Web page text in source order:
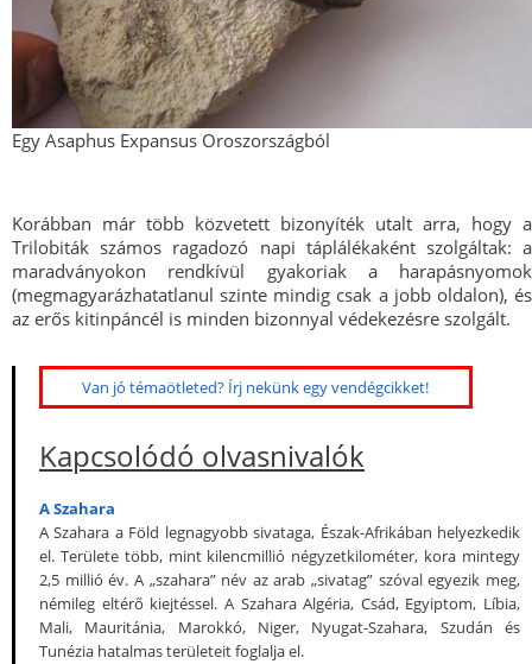
Egy Asaphus Expansus Oroszországból
Korábban már több közvetett bizonyíték utalt arra, hogy a
Trilobiták számos ragadozó napi táplálékaként szolgáltak: a
maradványokon rendkívül gyakoriak a harapásnyomok
(megmagyarázhatatlanul szinte mindig csak a jobb oldalon), és
az erős kitinpáncél is minden bizonnyal védekezésre szolgált.
Van jó témaötleted? Írj nekünk egy vendégcikket!
Kapcsolódó olvasnivalók
A Szahara
A Szahara a Föld legnagyobb sivataga, Észak-Afrikában helyezkedik
el. Területe több, mint kilencmillió négyzetkilométer, kora mintegy
2,5 millió év. A „szahara” név az arab „sivatag” szóval egyezik meg,
némileg eltérő kiejtéssel. A Szahara Algéria, Csád, Egyiptom, Líbia,
Mali, Mauritánia, Marokkó, Niger, Nyugat-Szahara, Szudán és
Tunézia hatalmas területeit foglalja el.